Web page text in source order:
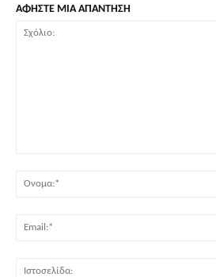
ΑΦΗΣΤΕ ΜΙΑ ΑΠΑΝΤΗΣΗ